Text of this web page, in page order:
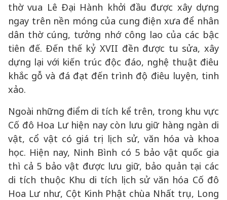
thờ vua Lê Đại Hành khởi đầu được xây dựng
ngay trên nền móng của cung điện xưa để nhân
dân thờ cúng, tưởng nhớ công lao của các bậc
tiên đế. Đến thế kỷ XVII đền được tu sửa, xây
dựng lại với kiến trúc độc đáo, nghệ thuật điêu
khắc gỗ và đá đạt đến trình độ điêu luyện, tinh
xảo.
Ngoài những điểm di tích kể trên, trong khu vực
Cố đô Hoa Lư hiện nay còn lưu giữ hàng ngàn di
vật, cổ vật có giá trị lịch sử, văn hóa và khoa
học. Hiện nay, Ninh Bình có 5 bảo vật quốc gia
thì cả 5 bảo vật được lưu giữ, bảo quản tại các
di tích thuộc Khu di tích lịch sử văn hóa Cố đô
Hoa Lư như, Cột Kinh Phật chùa Nhất trụ, Long